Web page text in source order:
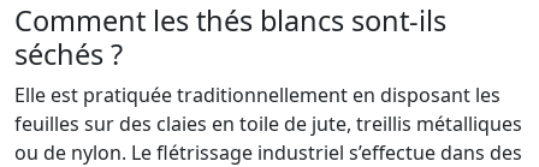
Comment les thés blancs sont-ils
séchés ?
Elle est pratiquée traditionnellement en disposant les
feuilles sur des claies en toile de jute, treillis métalliques
ou de nylon. Le flétrissage industriel s’effectue dans des